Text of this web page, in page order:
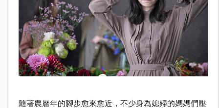
隨著農曆年的腳步愈來愈近，不少身為媳婦的媽媽們壓